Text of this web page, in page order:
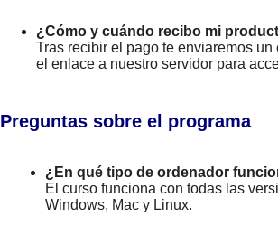
¿Cómo y cuándo recibo mi
Tras recibir el pago te enviaremos
el enlace a nuestro servidor para
Preguntas sobre el programa
¿En qué tipo de ordenador
El curso funciona con todas las
Windows, Mac y Linux.